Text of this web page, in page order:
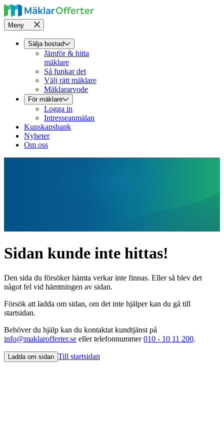
Meny
Sälja bostad
Jämför & hitta
mäklare
Så funkar det
Välj rätt mäklare
Mäklararvode
För mäklare
Logga in
Intresseanmälan
Kunskapsbank
Nyheter
Om oss
Sidan kunde inte hittas!
Den sida du försöker hämta verkar inte finnas. Eller så blev det
något fel vid hämtningen av sidan.
Försök att ladda om sidan, om det inte hjälper kan du gå till
startsidan.
Behöver du hjälp kan du kontaktat kundtjänst på
info@maklarofferter.se eller telefonnummer010 - 10 11 200.
Ladda om sidan Till startsidan